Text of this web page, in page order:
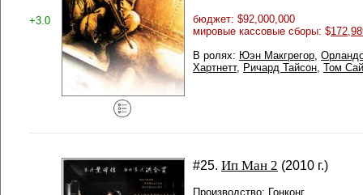
+3.0
бюджет: $92,000,000
мировые кассовые сборы: $
В ролях: Юэн Макгрегор,
Хартнетт, Ричард Тайсон, Том
#25. Ип Ман 2 (2010 г.)
Производство: Гонконг